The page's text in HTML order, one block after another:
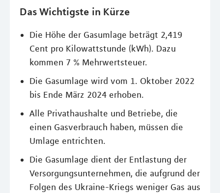
Das Wichtigste in Kürze
Die Höhe der Gasumlage beträgt 2,419
Cent pro Kilowattstunde (kWh). Dazu
kommen 7 % Mehrwertsteuer.
Die Gasumlage wird vom 1. Oktober 2022
bis Ende März 2024 erhoben.
Alle Privathaushalte und Betriebe, die
einen Gasverbrauch haben, müssen die
Umlage entrichten.
Die Gasumlage dient der Entlastung der
Versorgungsunternehmen, die aufgrund der
Folgen des Ukraine-Kriegs weniger Gas aus